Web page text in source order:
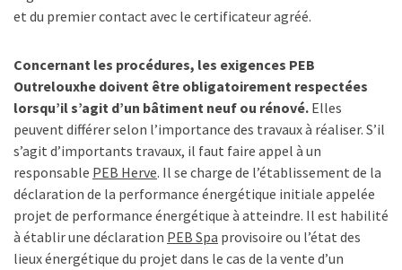
et du premier contact avec le certificateur agréé.
Concernant les procédures, les exigences PEB
Outrelouxhe doivent être obligatoirement respectées
lorsqu’il s’agit d’un bâtiment neuf ou rénové. Elles
peuvent différer selon l’importance des travaux à réaliser. S’il
s’agit d’importants travaux, il faut faire appel à un
responsable PEB Herve. Il se charge de l’établissement de la
déclaration de la performance énergétique initiale appelée
projet de performance énergétique à atteindre. Il est habilité
à établir une déclaration PEB Spa provisoire ou l’état des
lieux énergétique du projet dans le cas de la vente d’un